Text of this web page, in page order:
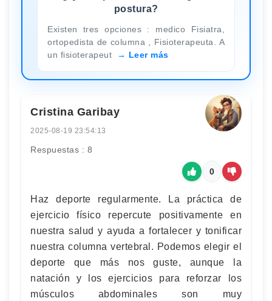
postura?
Existen tres opciones : medico Fisiatra,
ortopedista de columna , Fisioterapeuta. A
un fisioterapeut
Leer más
Cristina Garibay
2025-08-19 23:54:13
Respuestas : 8
0
Haz deporte regularmente. La práctica de
ejercicio físico repercute positivamente en
nuestra salud y ayuda a fortalecer y tonificar
nuestra columna vertebral. Podemos elegir el
deporte que más nos guste, aunque la
natación y los ejercicios para reforzar los
músculos abdominales son muy